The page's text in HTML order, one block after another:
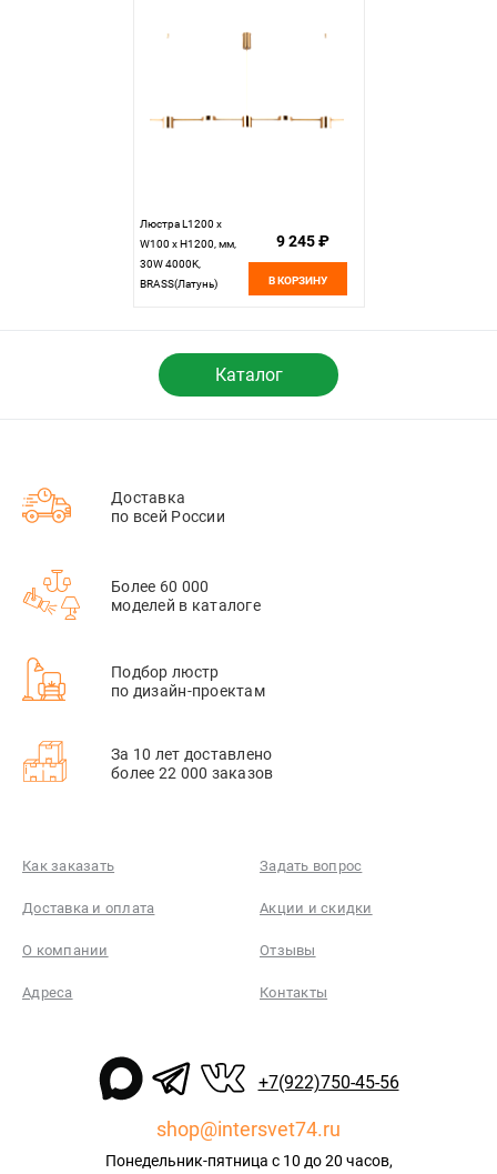
Люстра L1200 x
W100 x H1200, мм,
30W 4000K,
BRASS(Латунь)
9 245 ₽
В КОРЗИНУ
Каталог
Доставка
по всей России
Более 60 000
моделей в каталоге
Подбор люстр
по дизайн-проектам
За 10 лет доставлено
более 22 000 заказов
Как заказать Задать вопрос
Доставка и оплата Акции и скидки
О компании Отзывы
Адреса Контакты
+7(922)750-45-56
shop@intersvet74.ru
Понедельник-пятница с 10 до 20 часов,